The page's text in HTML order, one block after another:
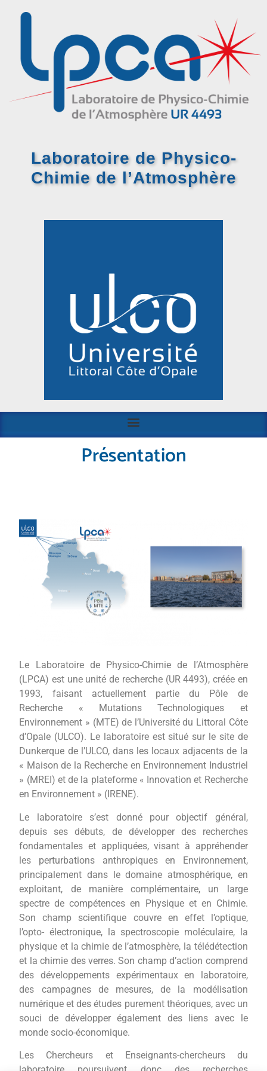
Laboratoire de Physico-
Chimie de l’Atmosphère
Présentation
Le Laboratoire de Physico-Chimie de l’Atmosphère
(LPCA) est une unité de recherche (UR 4493), créée en
1993,
faisant actuellement partie du Pôle de
Recherche « Mutations Technologiques et
Environnement » (MTE) de l’Université du Littoral Côte
d’Opale (ULCO). Le laboratoire est situé sur le site de
Dunkerque de l’ULCO, dans les locaux adjacents de la
« Maison de la Recherche en Environnement Industriel
» (MREI) et de la plateforme « Innovation et Recherche
en Environnement » (IRENE).
Le laboratoire s’est donné pour objectif général,
depuis ses débuts, de développer des recherches
fondamentales et appliquées, visant à appréhender
les perturbations anthropiques en Environnement,
principalement dans le domaine atmosphérique, en
exploitant, de manière complémentaire, un large
spectre de compétences en Physique et en Chimie.
Son champ scientifique couvre en effet l’optique,
l’opto- électronique, la spectroscopie moléculaire, la
physique et la chimie de l’atmosphère, la télédétection
et la chimie des verres. Son champ d’action comprend
des développements expérimentaux en laboratoire,
des campagnes de mesures, de la modélisation
numérique et des études purement théoriques, avec un
souci de développer également des liens avec le
monde socio-économique.
Les Chercheurs et Enseignants-chercheurs du